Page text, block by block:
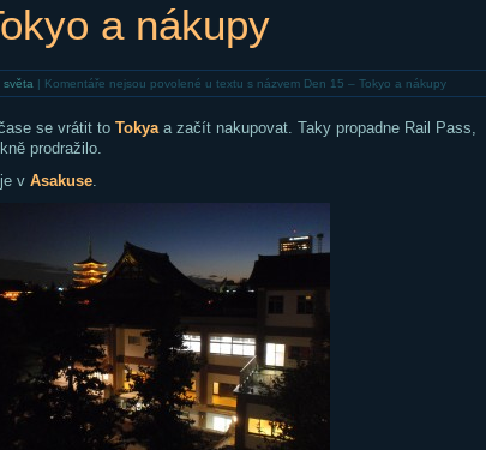
a nákupy
světa | Komentáře nejsou povolené u textu s názvem Den 15 – Tokyo a nákupy
se vrátit to Tokyaa začít nakupovat. Taky propadne Rail Pass,
prodražilo.
v Asakuse.